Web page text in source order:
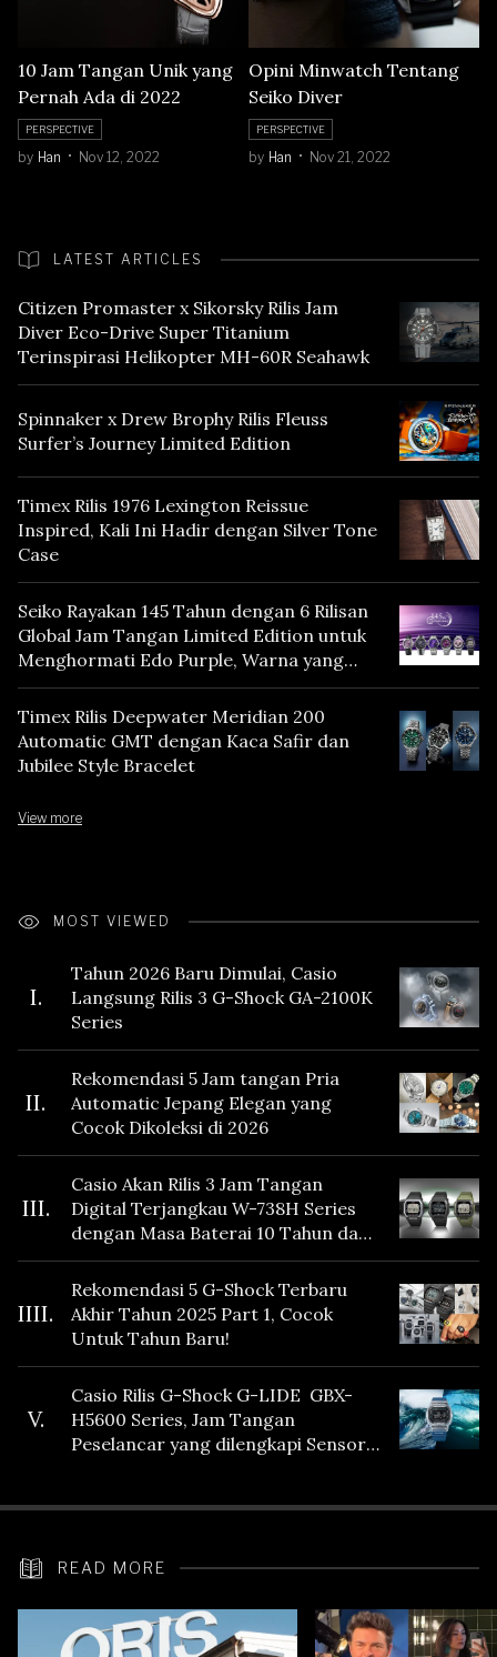
10 Jam Tangan Unik yang
Pernah Ada di 2022
PERSPECTIVE
by Han Nov 12, 2022
Opini Minwatch Tentang
Seiko Diver
PERSPECTIVE
by Han Nov 21, 2022
LATEST ARTICLES
Citizen Promaster x Sikorsky Rilis Jam
Diver Eco-Drive Super Titanium
Terinspirasi Helikopter MH-60R Seahawk
Spinnaker x Drew Brophy Rilis Fleuss
Surfer’s Journey Limited Edition
Timex Rilis 1976 Lexington Reissue
Inspired, Kali Ini Hadir dengan Silver Tone
Case
Seiko Rayakan 145 Tahun dengan 6 Rilisan
Global Jam Tangan Limited Edition untuk
Menghormati Edo Purple, Warna yang
Mencerminkan Warisan Tokyo
Timex Rilis Deepwater Meridian 200
Automatic GMT dengan Kaca Safir dan
Jubilee Style Bracelet
View more
MOST VIEWED
I.
Tahun 2026 Baru Dimulai, Casio
Langsung Rilis 3 G-Shock GA-2100K
Series
II.
Rekomendasi 5 Jam tangan Pria
Automatic Jepang Elegan yang
Cocok Dikoleksi di 2026
III.
Casio Akan Rilis 3 Jam Tangan
Digital Terjangkau W-738H Series
dengan Masa Baterai 10 Tahun dan
Fitur Vibration
IIII.
Rekomendasi 5 G-Shock Terbaru
Akhir Tahun 2025 Part 1, Cocok
Untuk Tahun Baru!
V.
Casio Rilis G-Shock G-LIDE GBX-
H5600 Series, Jam Tangan
Peselancar yang dilengkapi Sensor
READ MORE